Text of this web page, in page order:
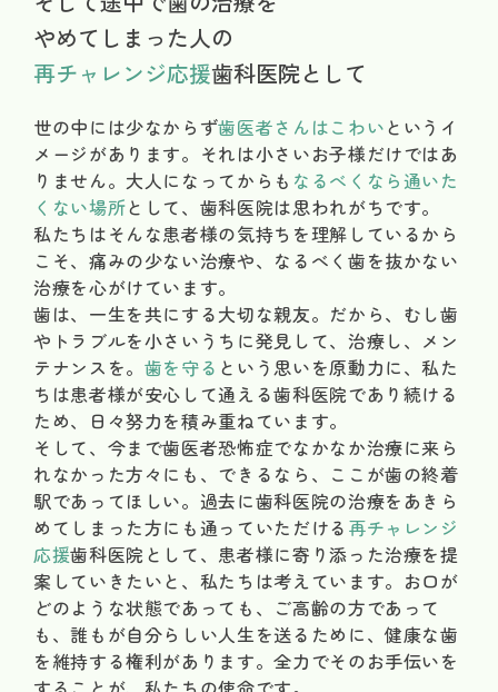
やめてしまった人の
再チャレンジ応援歯科医院として
世の中には少なからず歯医者さんはこわいというイ
メージがあります。それは小さいお子様だけではあ
りません。大人になってからも なるべくなら通いた
くない場所として、歯科医院は思われがちです。
私たちはそんな患者様の気持ちを理解しているから
こそ、痛みの少ない治療や、なるべく歯を抜かない
治療を心がけています。
歯は、一生を共にする大切な親友。だから、むし歯
やトラブルを小さいうちに発見して、治療し、メン
テナンスを。 歯を守る という思いを原動力に、私た
ちは患者様が安心して通える歯科医院であり続ける
ため、日々努力を積み重ねています。
そして、今まで歯医者恐怖症でなかなか治療に来ら
れなかった方々にも、できるなら、ここが歯の終着
駅であってほしい。過去に歯科医院の治療をあきら
めてしまった方にも通っていただける 再チャレンジ
応援歯科医院として、患者様に寄り添った治療を提
案していきたいと、私たちは考えています。お口が
どのような状態であっても、ご高齢の方であって
も、誰もが自分らしい人生を送るために、健康な歯
を維持する権利があります。全力でそのお手伝いを